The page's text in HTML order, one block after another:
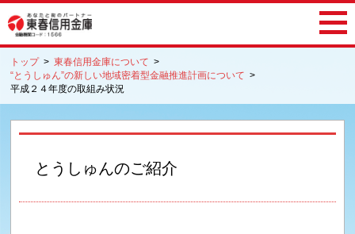
トップ > 東春信用金庫について >
“とうしゅん”の新しい地域密着型金融推進計画について >
平成２４年度の取組み状況
とうしゅんのご紹介